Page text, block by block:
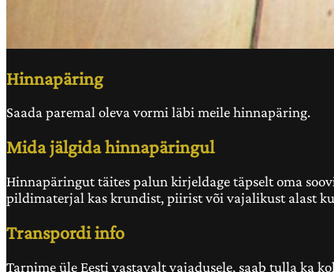
Hinnapäring
Saada paremal oleva vormi läbi meile hinnapäring.
Mida jälgida hinnapäringul
Hinnapäringut täites palun kirjeldage täpselt oma
pildimaterjal kas krundist, piirist või vajalikust alast
Transpordi info
Tarnime üle Eesti vastavalt vajadusele, saab tulla ka